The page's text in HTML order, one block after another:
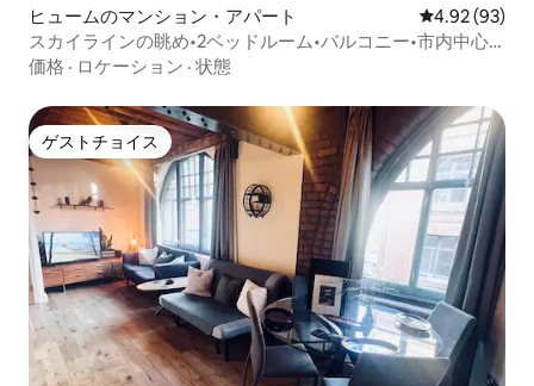
ヒュームのマンション・アパート レビュー93
4.92 (93)
スカイラインの眺め•2ベッドルーム•バルコニー•市内中心
部まで徒歩
価格 · ロケーション · 状態
ゲストチョイス
ゲストチョイス